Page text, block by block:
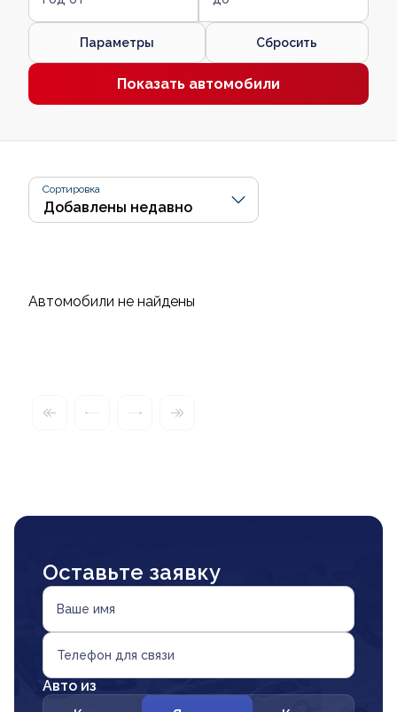
Параметры Сбросить
Показать автомобили
Сортировка
Автомобили не найдены
Оставьте заявку
Ваше имя
Телефон для связи
Авто из